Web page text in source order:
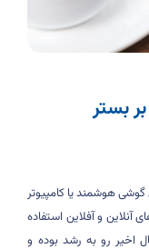
بستر
هوشمند یا کامپیوتر
و آفلاین استفاده
اخیر رو به رشد بوده و